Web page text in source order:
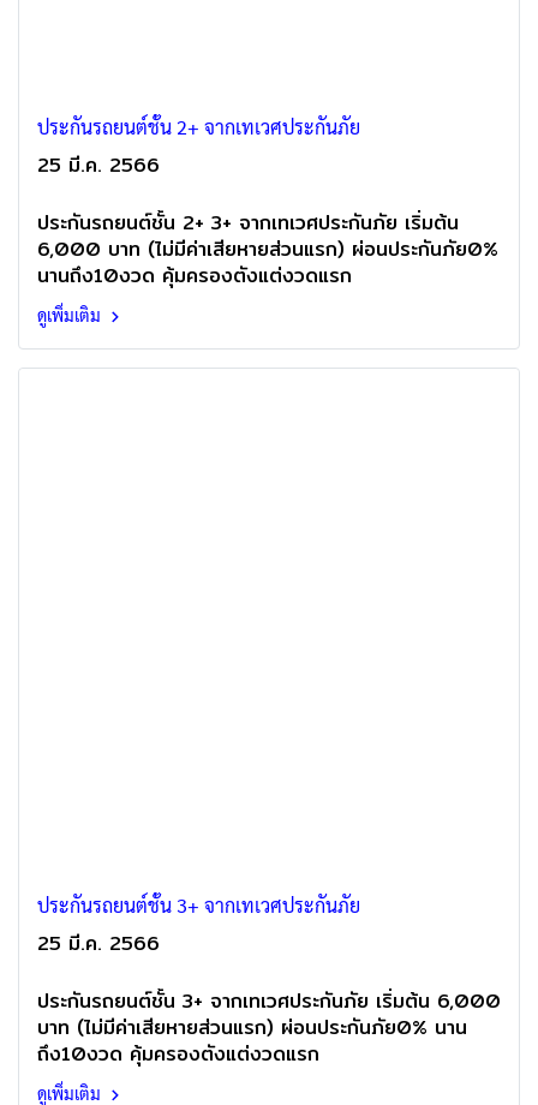
ประกันรถยนต์ชั้น 2+ จากเทเวศประกันภัย
25 มี.ค. 2566
ประกันรถยนต์ชั้น 2+ 3+ จากเทเวศประกันภัย เริ่มต้น
6,000 บาท (ไม่มีค่าเสียหายส่วนแรก) ผ่อนประกันภัย0%
นานถึง10งวด คุ้มครองตังแต่งวดแรก
ดูเพิ่มเติม
ประกันรถยนต์ชั้น 3+ จากเทเวศประกันภัย
25 มี.ค. 2566
ประกันรถยนต์ชั้น 3+ จากเทเวศประกันภัย เริ่มต้น 6,000
บาท (ไม่มีค่าเสียหายส่วนแรก) ผ่อนประกันภัย0% นาน
ถึง10งวด คุ้มครองตังแต่งวดแรก
ดูเพิ่มเติม